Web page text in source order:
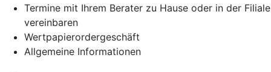
Termine mit Ihrem Berater zu Hause oder in der Filiale
vereinbaren
Wertpapierordergeschäft
Allgemeine Informationen